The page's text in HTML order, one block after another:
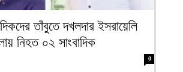
তাঁবুতে দখলদার ইসরায়েলি
নিহত ০২ সাংবাদিক
0